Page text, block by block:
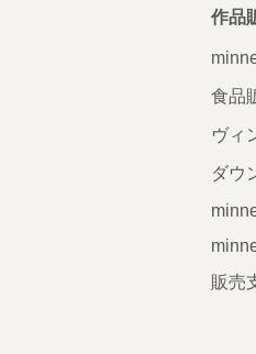
作品
食品
ヴィ
ダウ
販売